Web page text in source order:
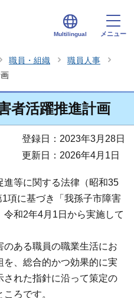
Multilingual メニュー
職員・組織
職員人事
者活躍推進計画
登録日：2023年3月28日
更新日：2026年4月1日
進等に関する法律（昭和35
項に基づき「我孫子市障害
和2年4月1日から実施して
ある職員の職業生活にお
、総合的かつ効果的に実
れた指針に沿って策定の
ろです。